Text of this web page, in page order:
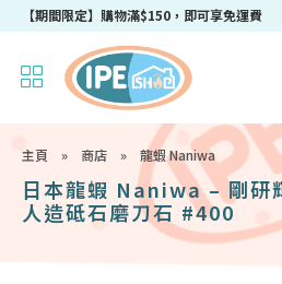
【期間限定】購物滿$150，即可享免運費
主頁 » 商店 » 龍蝦 Naniwa
日本龍蝦 Naniwa – 剛研
人造砥石磨刀石 #400